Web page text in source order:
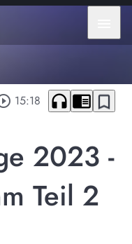
15:18 headphones chrome_reader_mode bookmark_border
2023 -
Teil 2